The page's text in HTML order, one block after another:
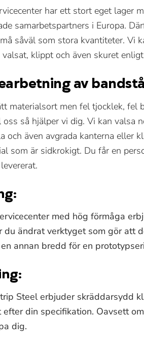
har ett stort eget lager
samarbetspartners i Europa.
såväl som stora kvantiteter. Vi
klippt och även skuret
av
materialsort men fel tjocklek, fel
så hjälper vi dig. Vi kan valsa
och även avgrada kanterna eller
som är sidkrokigt. Du får en
med hög förmåga
du ändrat verktyget som gör att
annan bredd för en
Steel erbjuder skräddarsydd
din specifikation. Oavsett
dig.